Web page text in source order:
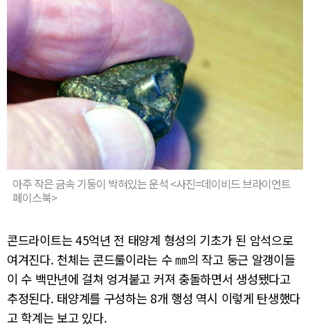
아주 작은 금속 기둥이 박혀있는 운석 <사진=데이비드 브라이언트
페이스북>
콘드라이트는 45억년 전 태양계 형성의 기초가 된 암석으로
여겨진다. 천체는 콘드룰이라는 수 ㎜의 작고 둥근 알갱이들
이 수 백만년에 걸쳐 엉겨붙고 커져 충돌하면서 생성됐다고
추정된다. 태양계를 구성하는 8개 행성 역시 이렇게 탄생했다
고 학계는 보고 있다.